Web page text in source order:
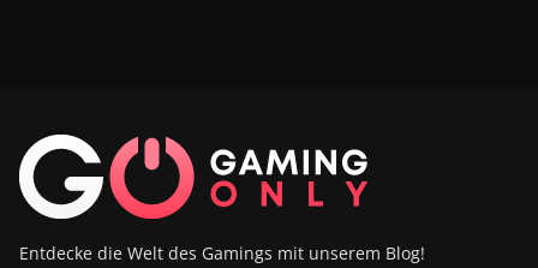
Entdecke die Welt des Gamings mit unserem Blog!